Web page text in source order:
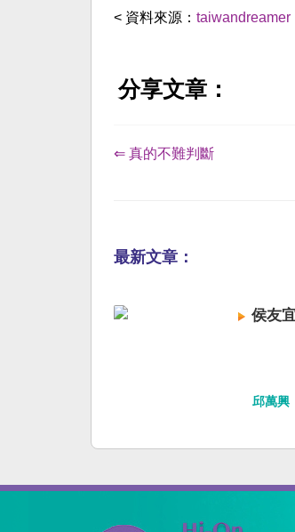
< 資料來源： taiwandreamer
分享文章：
⇐ 真的不難判斷
最新文章：
侯友
邱萬興